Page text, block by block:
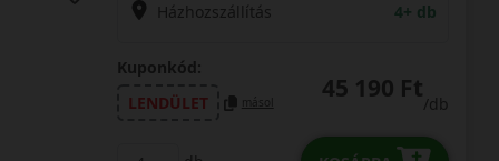
Házhozszállítás 4+ db
Kuponkód:
LENDÜLET
másol 45 190 Ft
/db